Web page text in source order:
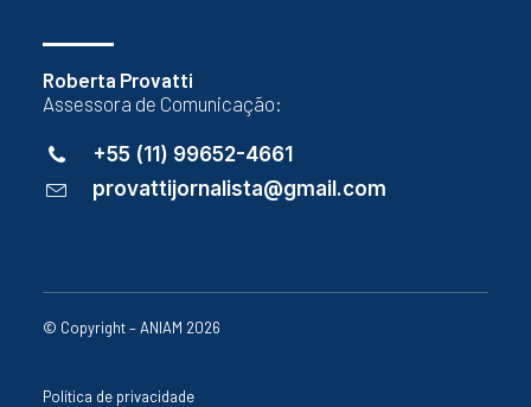
Roberta Provatti
Assessora de Comunicação:
+55 (11) 99652-4661
provattijornalista@gmail.com
© Copyright – ANIAM 2026
Política de privacidade